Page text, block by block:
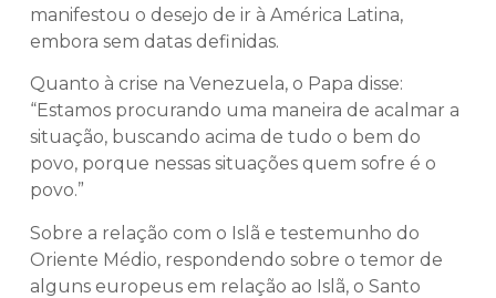
manifestou o desejo de ir à América Latina,
embora sem datas definidas.
Quanto à crise na Venezuela, o Papa disse:
“Estamos procurando uma maneira de acalmar a
situação, buscando acima de tudo o bem do
povo, porque nessas situações quem sofre é o
povo.”
Sobre a relação com o Islã e testemunho do
Oriente Médio, respondendo sobre o temor de
alguns europeus em relação ao Islã, o Santo